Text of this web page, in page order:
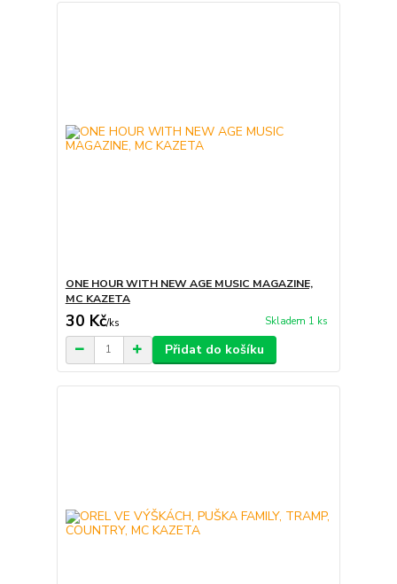
ONE HOUR WITH NEW AGE MUSIC MAGAZINE,
MC KAZETA
30 Kč/ks Skladem 1 ks
Přidat do košíku